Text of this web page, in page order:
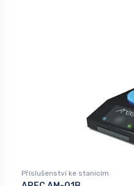
Příslušenství ke stanicím